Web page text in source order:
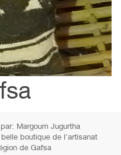
Margoum Jugurtha
belle boutique de l'artisanat
de Gafsa